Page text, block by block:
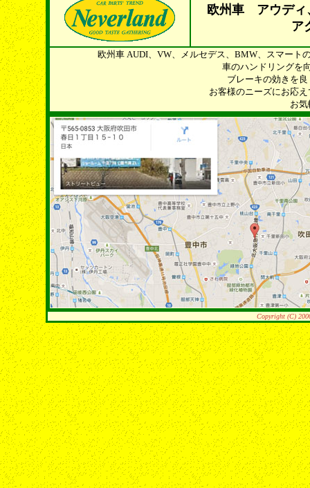
欧州車 アウディ
ア
欧州車 AUDI、VW、メルセデス、BMW、スマート
車のハンドリングを
ブレーキの効きを
お客様のニーズにお応
お
Copyright (C)